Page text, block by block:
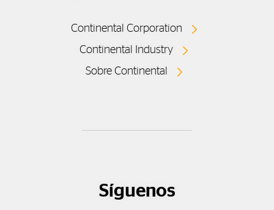
Continental Corporation
Continental Industry
Sobre Continental
Síguenos